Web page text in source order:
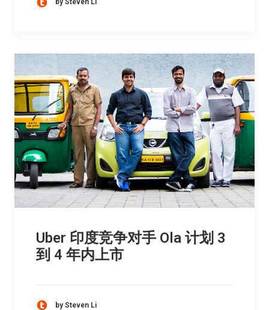
by Steven Li
Uber 印度竞争对手 Ola 计划 3
到 4 年内上市
by Steven Li